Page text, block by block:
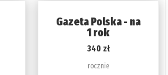
Gazeta Polska - na
1 rok
340 zł
rocznie